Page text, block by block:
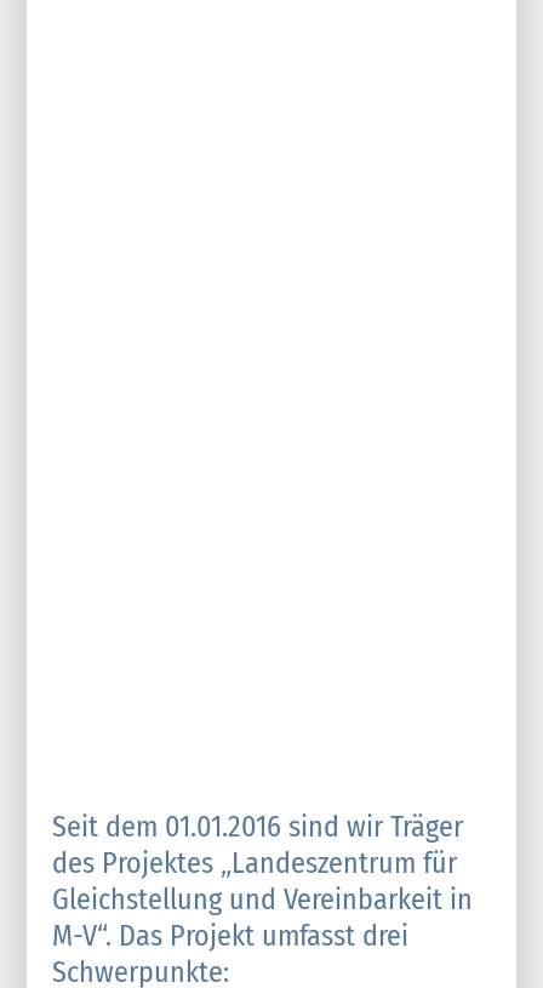
Seit dem 01.01.2016 sind wir Träger
des Projektes „Landeszentrum für
Gleichstellung und Vereinbarkeit in
M-V“. Das Projekt umfasst drei
Schwerpunkte: